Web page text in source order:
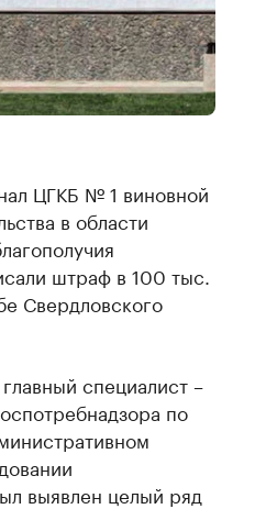
ЦГКБ № 1 виновной
в области
штраф в 100 тыс.
Свердловского
специалист –
по
выявлен целый ряд